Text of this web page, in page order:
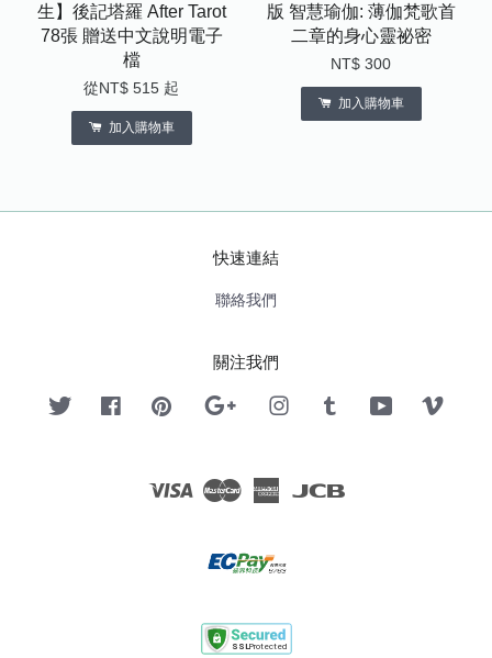
生】後記塔羅 After Tarot
78張 贈送中文說明電子
檔
從NT$ 515 起
加入購物車
版 智慧瑜伽: 薄伽梵歌首
二章的身心靈祕密
NT$ 300
加入購物車
快速連結
聯絡我們
關注我們
Twitter FacebookPinterest Google InstagramTumblr YouTube
Visa Master American